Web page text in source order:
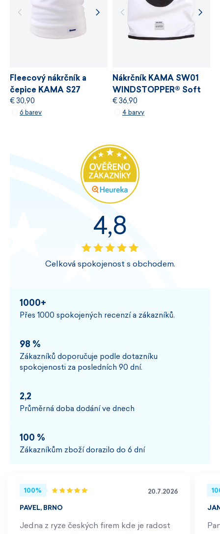
Fleecový nákrčník a
čepice KAMA S27
€ 30,90
6 barev
Nákrčník KAMA SW01
WINDSTOPPER® Soft
Shell
€ 36,90
4 barvy
4,8
Celková spokojenost s obchodem.
1000+
Přes 1000 spokojených recenzí a zákazníků.
98 %
Zákazníků doporučuje podle dotazníku
spokojenosti za posledních 90 dní.
2,2
Průměrná doba dodání ve dnech
100 %
Zákazníkům zboží dorazilo do 6 dní
100% 20.7.2026
PAVEL, BRNO
Jedna z ryze českých firem kde je radost